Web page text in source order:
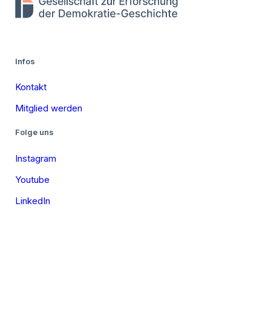
Infos
Kontakt
Mitglied werden
Folge uns
Instagram
Youtube
LinkedIn